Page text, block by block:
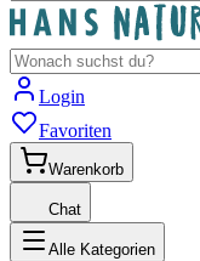
Login
Favoriten
Warenkorb
Chat
Alle Kategorien